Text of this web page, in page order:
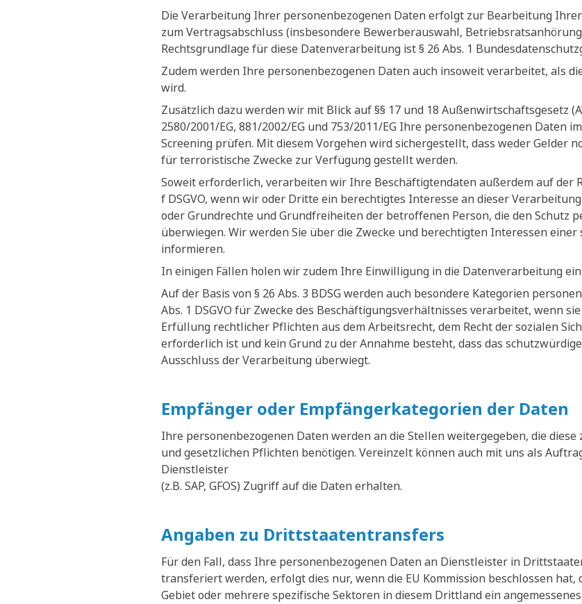
Die Verarbeitung Ihrer personenbezogenen Daten erfolgt zur Bearbeitung
zum Vertragsabschluss (insbesondere Bewerberauswahl,
Rechtsgrundlage für diese Datenverarbeitung ist § 26 Abs. 1
Zudem werden Ihre personenbezogenen Daten auch insoweit verarbeitet, als
wird.
Zusätzlich dazu werden wir mit Blick auf §§ 17 und 18 Außenwirtschaftsgesetz
2580/2001/EG, 881/2002/EG und 753/2011/EG Ihre personenbezogenen Daten
Screening prüfen. Mit diesem Vorgehen wird sichergestellt, dass weder Gelder
für terroristische Zwecke zur Verfügung gestellt werden.
Soweit erforderlich, verarbeiten wir Ihre Beschäftigtendaten außerdem auf der
f DSGVO, wenn wir oder Dritte ein berechtigtes Interesse an dieser
oder Grundrechte und Grundfreiheiten der betroffenen Person, die den Schutz
überwiegen. Wir werden Sie über die Zwecke und berechtigten Interessen
informieren.
In einigen Fällen holen wir zudem Ihre Einwilligung in die Datenverarbeitung ein,
Auf der Basis von § 26 Abs. 3 BDSG werden auch besondere Kategorien
Abs. 1 DSGVO für Zwecke des Beschäftigungsverhältnisses verarbeitet, wenn
Erfüllung rechtlicher Pflichten aus dem Arbeitsrecht, dem Recht der sozialen
erforderlich ist und kein Grund zu der Annahme besteht, dass das
Ausschluss der Verarbeitung überwiegt.
Empfänger oder Empfängerkategorien der Daten
Ihre personenbezogenen Daten werden an die Stellen weitergegeben, die
und gesetzlichen Pflichten benötigen. Vereinzelt können auch mit uns als
Dienstleister
(z.B. SAP, GFOS) Zugriff auf die Daten erhalten.
Angaben zu Drittstaatentransfers
Für den Fall, dass Ihre personenbezogenen Daten an Dienstleister in
transferiert werden, erfolgt dies nur, wenn die EU Kommission beschlossen
Gebiet oder mehrere spezifische Sektoren in diesem Drittland ein